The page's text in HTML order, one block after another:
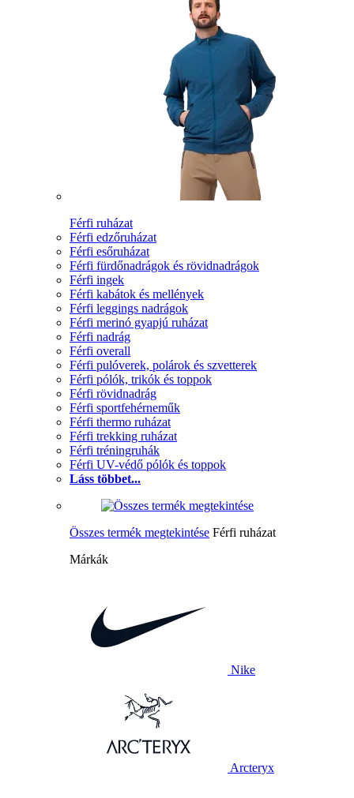
Férfi ruházat
Férfi edzőruházat
Férfi esőruházat
Férfi fürdőnadrágok és rövidnadrágok
Férfi ingek
Férfi kabátok és mellények
Férfi leggings nadrágok
Férfi merinó gyapjú ruházat
Férfi nadrág
Férfi overall
Férfi pulóverek, polárok és szvetterek
Férfi pólók, trikók és toppok
Férfi rövidnadrág
Férfi sportfehérneműk
Férfi thermo ruházat
Férfi trekking ruházat
Férfi tréningruhák
Férfi UV-védő pólók és toppok
Láss többet...
Összes termék megtekintése Férfi ruházat
Márkák
Nike
Arcteryx